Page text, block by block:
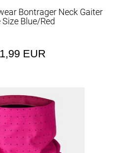
Bontrager Neck Gaiter
Size Blue/Red
EUR